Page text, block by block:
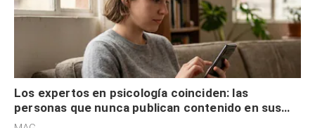
Los expertos en psicología coinciden: las
personas que nunca publican contenido en sus
redes sociales no pretenden buscar validación